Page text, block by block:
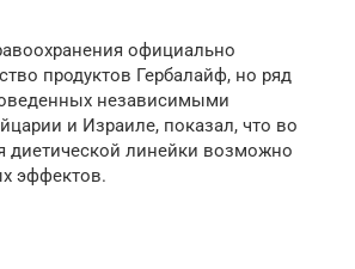
официально
продуктов Гербалайф, но ряд
независимыми
и Израиле, показал, что во
диетической линейки возможно
эффектов.